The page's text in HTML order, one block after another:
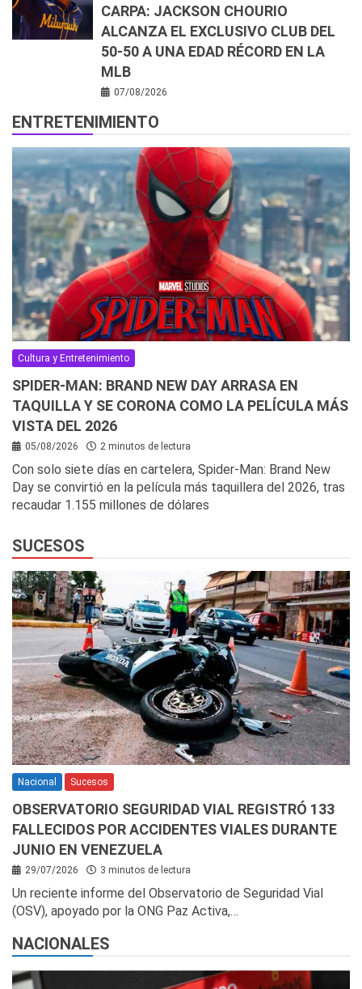
CARPA: JACKSON CHOURIO
ALCANZA EL EXCLUSIVO CLUB DEL
50-50 A UNA EDAD RÉCORD EN LA
MLB
07/08/2026
ENTRETENIMIENTO
Cultura y Entretenimiento
SPIDER-MAN: BRAND NEW DAY ARRASA EN
TAQUILLA Y SE CORONA COMO LA PELÍCULA MÁS
VISTA DEL 2026
05/08/2026 2 minutos de lectura
Con solo siete días en cartelera, Spider-Man: Brand New
Day se convirtió en la película más taquillera del 2026, tras
recaudar 1.155 millones de dólares
SUCESOS
Nacional Sucesos
OBSERVATORIO SEGURIDAD VIAL REGISTRÓ 133
FALLECIDOS POR ACCIDENTES VIALES DURANTE
JUNIO EN VENEZUELA
29/07/2026 3 minutos de lectura
Un reciente informe del Observatorio de Seguridad Vial
(OSV), apoyado por la ONG Paz Activa,…
NACIONALES